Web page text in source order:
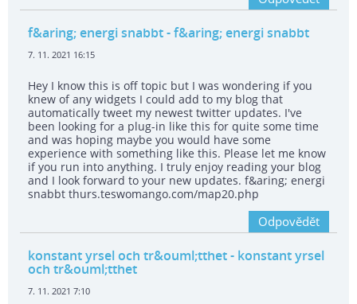
f&aring; energi snabbt- f&aring; energi snabbt
7. 11. 2021 16:15
Hey I know this is off topic but I was wondering if you
knew of any widgets I could add to my blog that
automatically tweet my newest twitter updates. I've
been looking for a plug-in like this for quite some time
and was hoping maybe you would have some
experience with something like this. Please let me know
if you run into anything. I truly enjoy reading your blog
and I look forward to your new updates. f&aring; energi
snabbt thurs.teswomango.com/map20.php
Odpovědět
konstant yrsel och tr&ouml;tthet- konstant yrsel
och tr&ouml;tthet
7. 11. 2021 7:10